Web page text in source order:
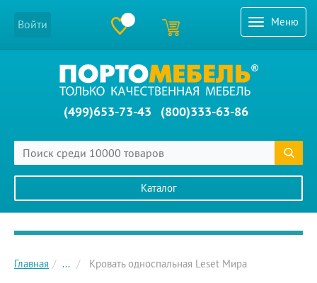
Меню
Войти
(499)653-73-43 (800)333-63-86
Каталог
Главное меню сайта
Главная ... Кровать односпальная Leset Мира